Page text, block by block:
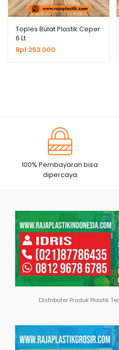
Toples Bulat Plastik Ceper
6 Lt
Rp1.253.000
100% Pembayaran bisa
dipercaya
Distributor Produk Plastik